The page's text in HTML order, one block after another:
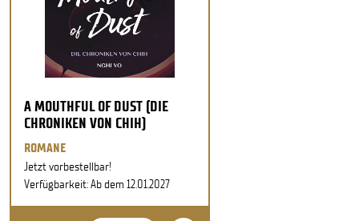
A MOUTHFUL OF DUST (DIE
CHRONIKEN VON CHIH)
ROMANE
Jetzt vorbestellbar!
Verfügbarkeit: Ab dem 12.01.2027